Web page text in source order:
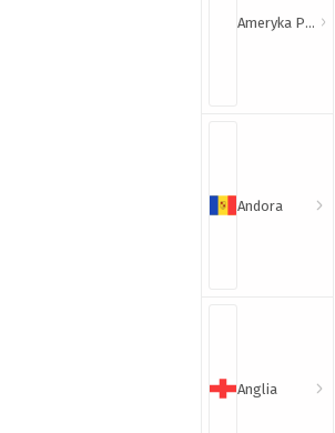
Ameryka Północna i Południowa
Andora
Anglia